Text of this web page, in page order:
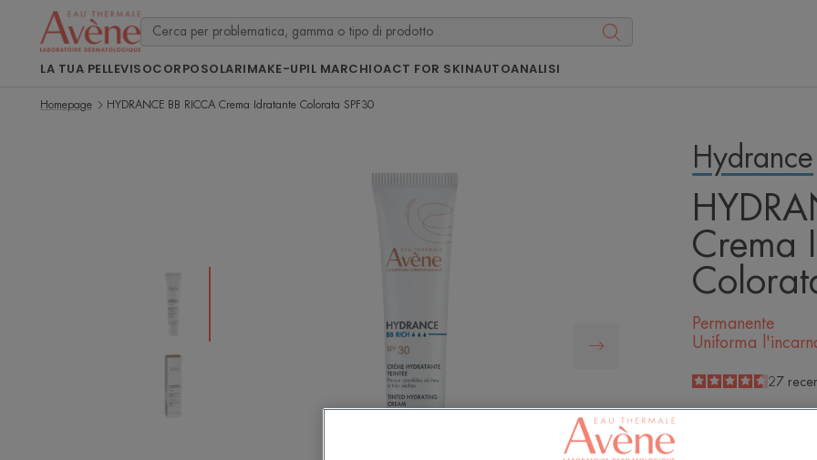
LA TUA PELLEVISOCORPOSOLARIMAKE-UPIL MARCHIOACT FOR SKINAUTOANALISI
Homepage HYDRANCE BB RICCA Crema Idratante Colorata SPF30
Hydrance
Crema
Permanente
Uniforma
4.6
/
5
27
Trattamento
colorato.